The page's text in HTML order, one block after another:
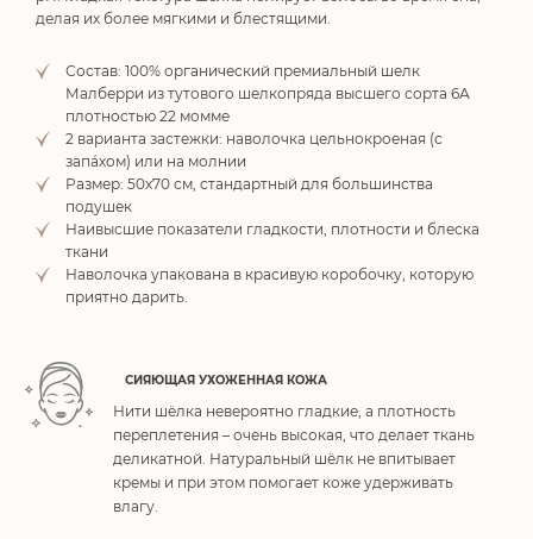
делая их более мягкими и блестящими.
Состав: 100% органический премиальный шелк
Малберри из тутового шелкопряда высшего сорта 6А
плотностью 22 момме
2 варианта застежки: наволочка цельнокроеная (с
запа́хом) или на молнии
Размер: 50х70 см, стандартный для большинства
подушек
Наивысшие показатели гладкости, плотности и блеска
ткани
Наволочка упакована в красивую коробочку, которую
приятно дарить.
СИЯЮЩАЯ УХОЖЕННАЯ КОЖА
Нити шёлка невероятно гладкие, а плотность
переплетения – очень высокая, что делает ткань
деликатной. Натуральный шёлк не впитывает
кремы и при этом помогает коже удерживать
влагу.